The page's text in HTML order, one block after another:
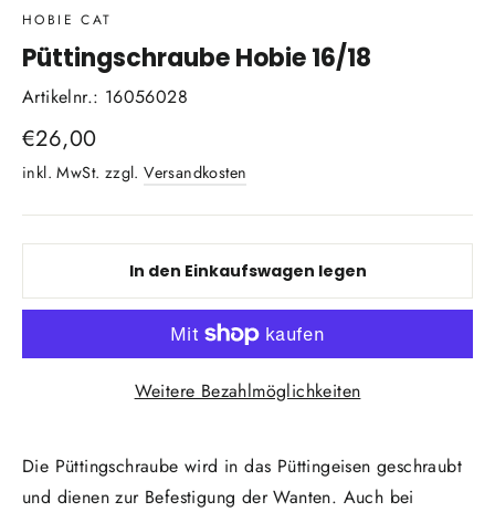
HOBIE CAT
Püttingschraube Hobie 16/18
Artikelnr.: 16056028
Normaler
Preis
€26,00
inkl. MwSt. zzgl.Versandkosten
In den Einkaufswagen legen
Weitere Bezahlmöglichkeiten
Die Püttingschraube wird in das Püttingeisen geschraubt
und dienen zur Befestigung der Wanten. Auch bei